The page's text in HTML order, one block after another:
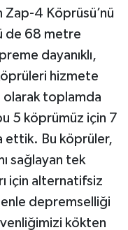
Zap-4 Köprüsü’nü
de 68 metre
dayanıklı,
hizmete
olarak toplamda
5 köprümüz için 7
ettik. Bu köprüler,
sağlayan tek
için alternatifsiz
depremselliği
kökten